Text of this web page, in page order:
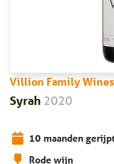
Villion Family Wines
Syrah 2020
10 maanden
Rode wijn